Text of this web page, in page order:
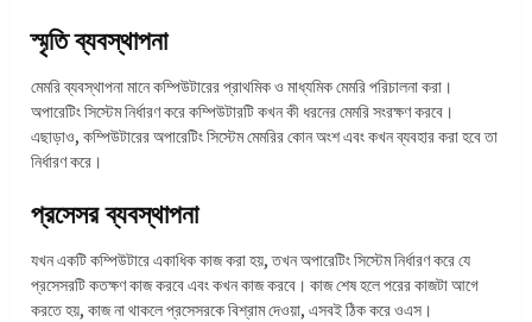
স্মৃতি ব্যবস্থাপনা
মেমরি ব্যবস্থাপনা মানে কম্পিউটারের প্রাথমিক ও মাধ্যমিক মেমরি পরিচালনা করা।
অপারেটিং সিস্টেম নির্ধারণ করে কম্পিউটারটি কখন কী ধরনের মেমরি সংরক্ষণ করবে।
এছাড়াও, কম্পিউটারের অপারেটিং সিস্টেম মেমরির কোন অংশ এবং কখন ব্যবহার করা হবে তা
নির্ধারণ করে।
প্রসেসর ব্যবস্থাপনা
যখন একটি কম্পিউটারে একাধিক কাজ করা হয়, তখন অপারেটিং সিস্টেম নির্ধারণ করে যে
প্রসেসরটি কতক্ষণ কাজ করবে এবং কখন কাজ করবে। কাজ শেষ হলে পরের কাজটা আগে
করতে হয়, কাজ না থাকলে প্রসেসরকে বিশ্রাম দেওয়া, এসবই ঠিক করে ওএস।